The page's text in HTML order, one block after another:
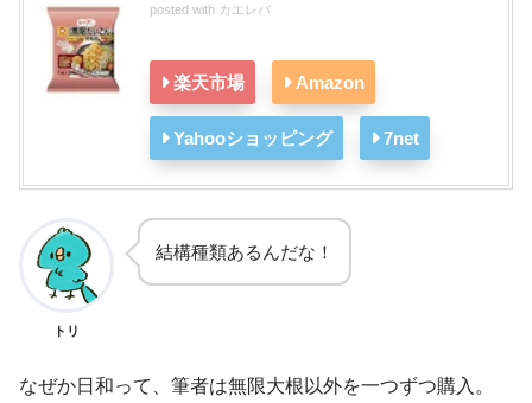
posted with カエレバ
楽天市場 Amazon
Yahooショッピング 7net
トリ
結構種類あるんだな！
なぜか日和って、筆者は無限大根以外を一つずつ購入。